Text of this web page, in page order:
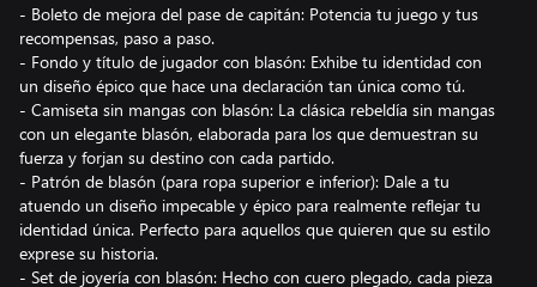
- Boleto de mejora del pase de capitán: Potencia tu juego y tus
recompensas, paso a paso.
- Fondo y título de jugador con blasón: Exhibe tu identidad con
un diseño épico que hace una declaración tan única como tú.
- Camiseta sin mangas con blasón: La clásica rebeldía sin mangas
con un elegante blasón, elaborada para los que demuestran su
fuerza y forjan su destino con cada partido.
- Patrón de blasón (para ropa superior e inferior): Dale a tu
atuendo un diseño impecable y épico para realmente reflejar tu
identidad única. Perfecto para aquellos que quieren que su estilo
exprese su historia.
- Set de joyería con blasón: Hecho con cuero plegado, cada pieza